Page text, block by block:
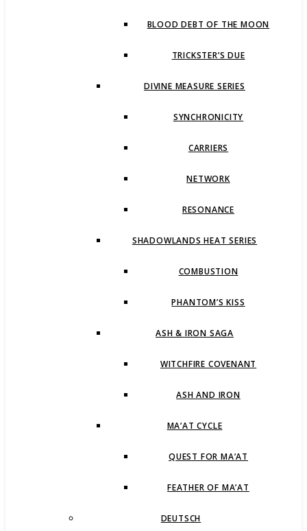
BLOOD DEBT OF THE MOON
TRICKSTER’S DUE
DIVINE MEASURE SERIES
SYNCHRONICITY
CARRIERS
NETWORK
RESONANCE
SHADOWLANDS HEAT SERIES
COMBUSTION
PHANTOM’S KISS
ASH & IRON SAGA
WITCHFIRE COVENANT
ASH AND IRON
MA’AT CYCLE
QUEST FOR MA’AT
FEATHER OF MA’AT
DEUTSCH